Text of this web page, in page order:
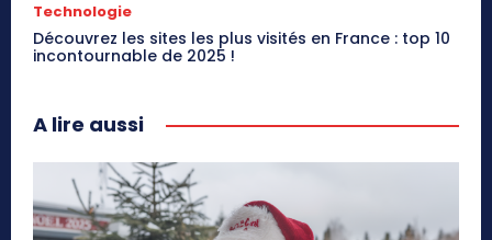
Technologie
Découvrez les sites les plus visités en France : top 10
incontournable de 2025 !
A lire aussi